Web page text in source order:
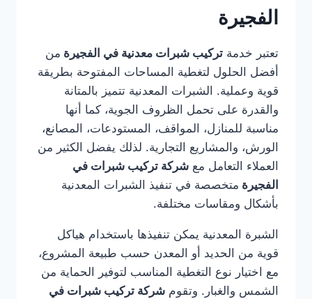
الفجيرة
تعتبر خدمة تركيب شبرات معدنية في الفجيرة من
أفضل الحلول لتغطية المساحات المفتوحة بطريقة
قوية وعملية. الشبرات المعدنية تتميز بالمتانة
والقدرة على تحمل الظروف الجوية، كما أنها
مناسبة للمنازل، المواقف، المستودعات، المصانع،
الورش، والمشاريع التجارية. لذلك يفضل الكثير من
العملاء التعامل مع شركة تركيب شبرات في
الفجيرة متخصصة في تنفيذ الشبرات المعدنية
بأشكال ومقاسات مختلفة.
الشبرة المعدنية يمكن تنفيذها باستخدام هياكل
قوية من الحديد أو المعدن حسب طبيعة المشروع،
مع اختيار نوع التغطية المناسب لتوفير الحماية من
الشمس والغبار. وتقوم شركة تركيب شبرات في